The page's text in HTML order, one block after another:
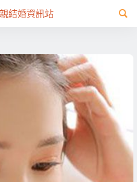
結婚資訊站